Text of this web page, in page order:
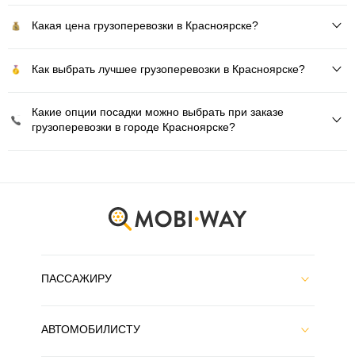
Какая цена грузоперевозки в Красноярске?
Как выбрать лучшее грузоперевозки в Красноярске?
Какие опции посадки можно выбрать при заказе
грузоперевозки в городе Красноярске?
ПАССАЖИРУ
АВТОМОБИЛИСТУ